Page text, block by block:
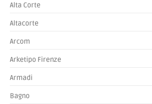
Alta Corte
Altacorte
Arcom
Arketipo Firenze
Armadi
Bagno